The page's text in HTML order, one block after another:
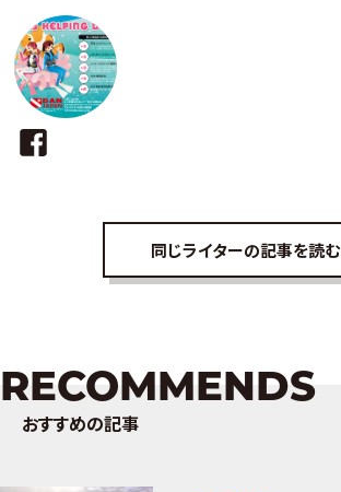
同じライターの記事を読む
RECOMMENDS
おすすめの記事